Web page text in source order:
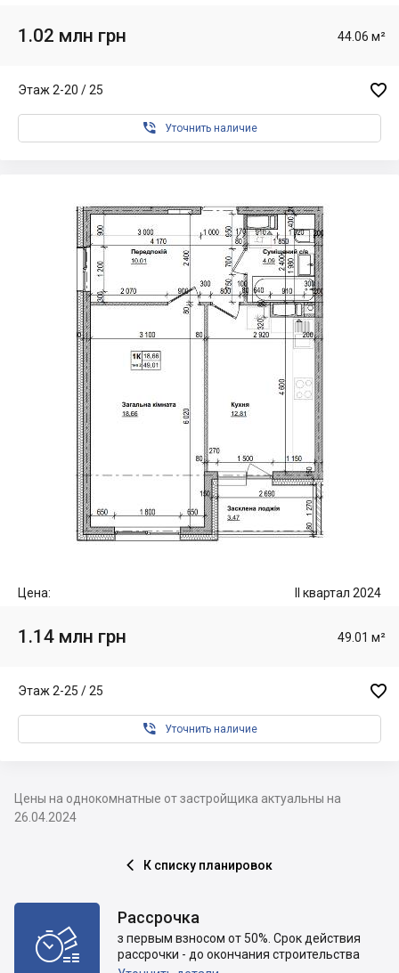
1.02 млн грн 44.06 м²
Этаж 2-20 / 25 
 Уточнить наличие
Цена: II квартал 2024
1.14 млн грн 49.01 м²
Этаж 2-25 / 25 
 Уточнить наличие
Цены на однокомнатные от застройщика актуальны на
26.04.2024
 К списку планировок

Рассрочка
з первым взносом от 50%. Срок действия
рассрочки - до окончания строительства